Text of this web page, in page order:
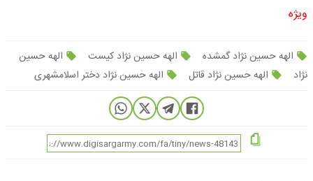
ویژه
الهه حسین نژاد گمشده الهه حسین نژاد کیست
الهه حسین
نژاد
الهه حسین نژاد قاتل الهه حسین نژاد دختر اسلامشهری